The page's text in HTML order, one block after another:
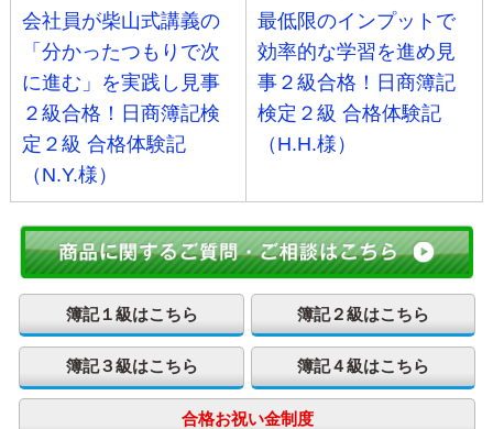
会社員が柴山式講義の
「分かったつもりで次
に進む」を実践し見事
２級合格！日商簿記検
定２級 合格体験記
（N.Y.様）
最低限のインプットで
効率的な学習を進め見
事２級合格！日商簿記
検定２級 合格体験記
（H.H.様）
簿記１級はこちら 簿記２級はこちら
簿記３級はこちら 簿記４級はこちら
合格お祝い金制度